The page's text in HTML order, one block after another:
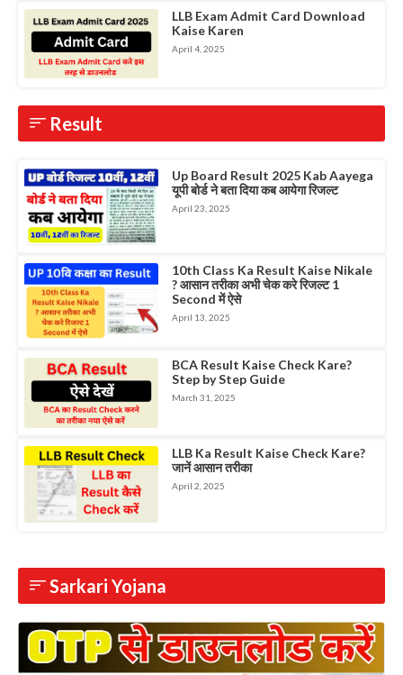
LLB Exam Admit Card Download
Kaise Karen
April 4, 2025
Result
Up Board Result 2025 Kab Aayega
यूपी बोर्ड ने बता दिया कब आयेगा रिजल्ट
April 23, 2025
10th Class Ka Result Kaise Nikale
? आसान तरीका अभी चेक करे रिजल्ट 1
Second में ऐसे
April 13, 2025
BCA Result Kaise Check Kare?
Step by Step Guide
March 31, 2025
LLB Ka Result Kaise Check Kare?
जानें आसान तरीका
April 2, 2025
Sarkari Yojana